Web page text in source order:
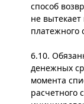
способ
не вытекает
платежного
6.10.
денежных
момента
расчетного